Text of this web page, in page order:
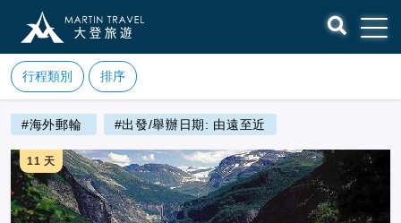
行程類別 排序
#海外郵輪 #出發/舉辦日期: 由遠至近
11 天